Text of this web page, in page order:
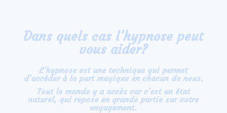
Dans quels cas l’hypnose peut
vous aider?
L’hypnose est une technique qui permet
d’accéder à la part magique en chacun de nous.
Tout le monde y a accès car c’est un état
naturel, qui repose en grande partie sur votre
engagement.